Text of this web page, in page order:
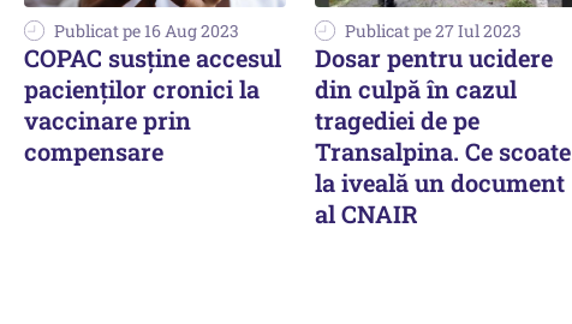
Publicat pe 16 Aug 2023
COPAC susţine accesul
pacienţilor cronici la
vaccinare prin
compensare
Publicat pe 27 Iul 2023
Dosar pentru ucidere
din culpă în cazul
tragediei de pe
Transalpina. Ce scoate
la iveală un document
al CNAIR